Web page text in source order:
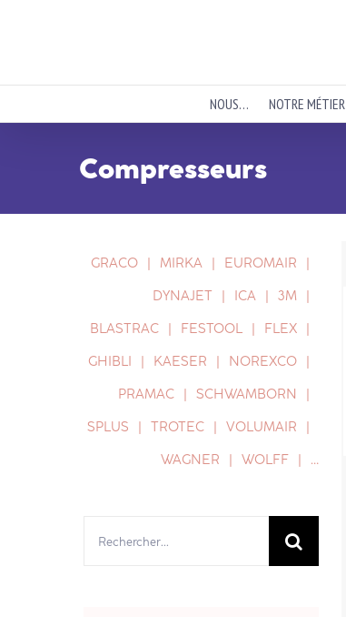
NOUS… NOTRE MÉTIER
Compresseurs
GRACO MIRKA
EUROMAIR
DYNAJET
ICA
3M
BLASTRAC
FESTOOL
FLEX
GHIBLI
KAESER
NOREXCO
PRAMAC
SCHWAMBORN
SPLUS
TROTEC
VOLUMAIR
WAGNER
WOLFF …